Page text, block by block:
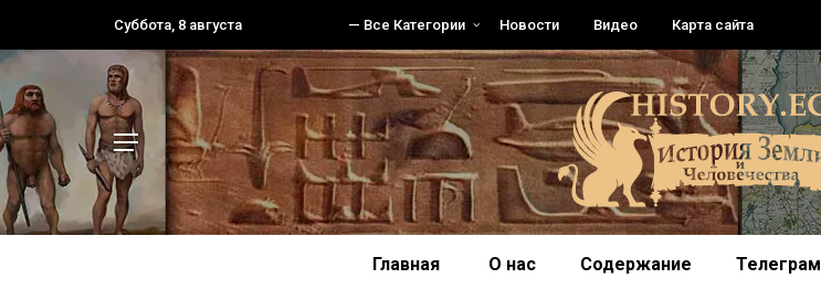
Суббота, 8 августа — Все Категории Новости Видео Карта сайта
Главная О нас Содержание Телеграм